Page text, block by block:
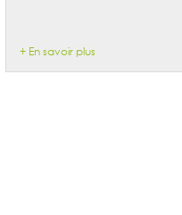
+ En savoir plus